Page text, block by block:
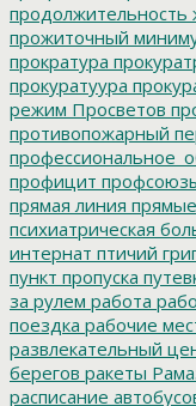
продолжительность
прожиточный
прократура
прокуратуура
режим Просветов
противопожарный
профицит
прямая линия
психиатрическая
интернат птичий
пункт пропуска
за рулем работа
поездка рабочие
развлекательный
берегов ракеты
расписание